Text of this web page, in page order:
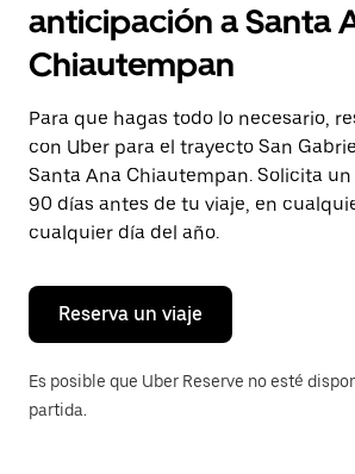
y
selecciona
una
Presiona
la
tecla Esc
para
cerrar
el
calendario.
anticipación a Santa
Chiautempan
Para que hagas todo lo necesario,
con Uber para el trayecto San
Santa Ana Chiautempan. Solicita
90 días antes de tu viaje, en
cualquier día del año.
Reserva un viaje
Es posible que Uber Reserve no esté
partida.